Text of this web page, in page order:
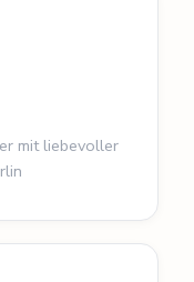
mit liebevoller